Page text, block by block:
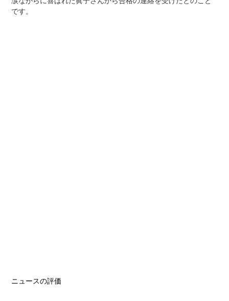
です。
ニュースの評価